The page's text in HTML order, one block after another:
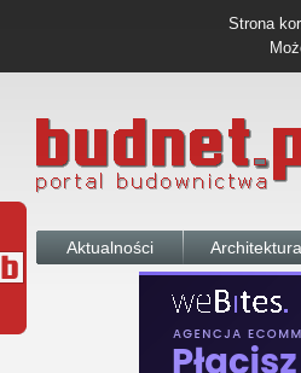
Strona
Aktualności Architektura